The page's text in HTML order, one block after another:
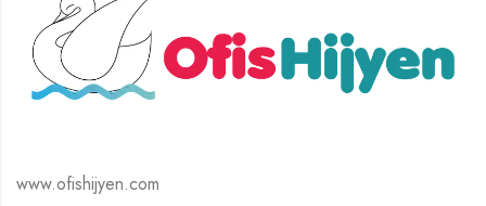
www.ofishijyen.com